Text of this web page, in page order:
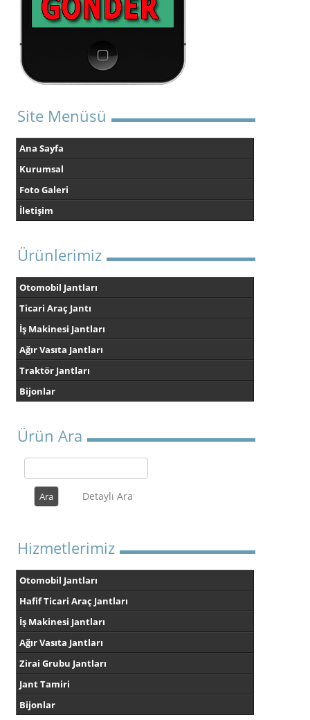
Site Menüsü
Ana Sayfa
Kurumsal
Foto Galeri
İletişim
Ürünlerimiz
Otomobil Jantları
Ticari Araç Jantı
İş Makinesi Jantları
Ağır Vasıta Jantları
Traktör Jantları
Bijonlar
Ürün Ara
Detaylı Ara
Hizmetlerimiz
Otomobil Jantları
Hafif Ticari Araç Jantları
İş Makinesi Jantları
Ağır Vasıta Jantları
Zirai Grubu Jantları
Jant Tamiri
Bijonlar